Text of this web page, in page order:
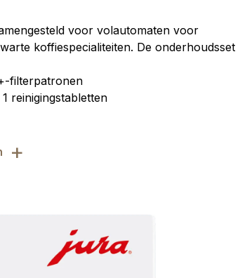
voor volautomaten voor
koffiespecialiteiten. De onderhoudsset
filterpatronen
reinigingstabletten
+